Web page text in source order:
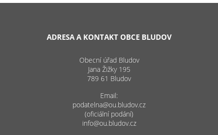
ADRESA A KONTAKT OBCE BLUDOV
Obecní úřad Bludov
Jana Žižky 195
789 61 Bludov
Email:
podatelna@ou.bludov.cz
(oficiální podání)
info@ou.bludov.cz